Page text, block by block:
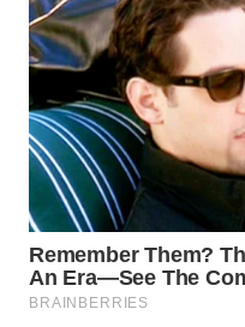
WN
SUMEDANG
WN
CIANJUR
WN
KEPULAUAN
SERIBU
WN